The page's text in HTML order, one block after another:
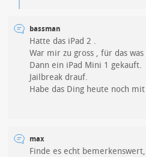
bassman
Hatte das iPad 2 .
War mir zu gross , für das
Dann ein iPad Mini 1 gekauft.
Jailbreak drauf.
Habe das Ding heute noch
max
Finde es echt